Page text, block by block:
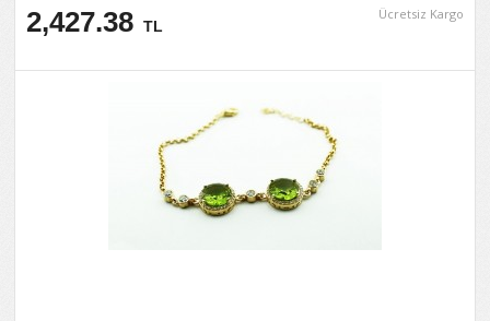
2,427.38 TL
Ücretsiz Kargo